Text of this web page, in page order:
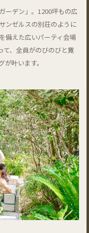
ーデン」。1200坪もの広
ンゼルスの別荘のように
備えた広いパーティ会場
て、全員がのびのびと寛
叶います。